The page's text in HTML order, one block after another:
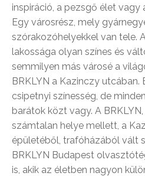
inspiráció, a pezsgő élet vagy
Egy városrész, mely
szórakozóhelyekkel van tele.
lakossága olyan színes és
semmilyen más városé a
BRKLYN a Kazinczy utcában.
csipetnyi színesség, de
barátok közt vagy. A
számtalan helye mellett, a
épületéből, trafóházából vált
BRKLYN Budapest
is, akik az életben nagyon